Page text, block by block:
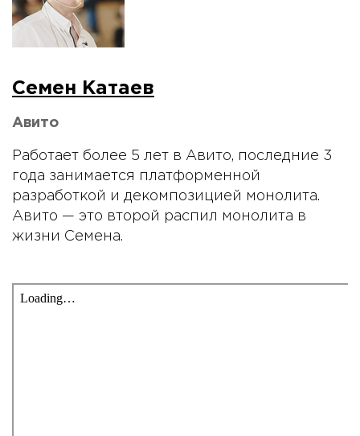
Семен Катаев
Авито
Работает более 5 лет в Авито, последние 3
года занимается платформенной
разработкой и декомпозицией монолита.
Авито — это второй распил монолита в
жизни Семена.